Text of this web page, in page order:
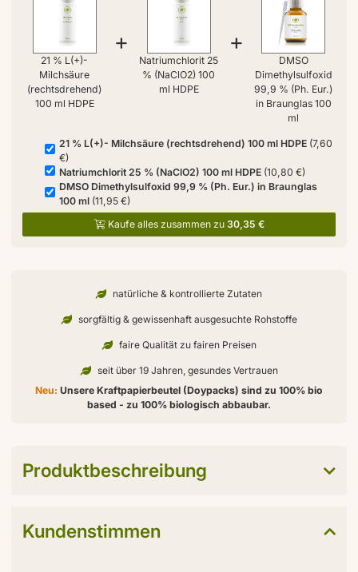
21 % L(+)-
Milchsäure
(rechtsdrehend)
100 ml HDPE
+
Natriumchlorit 25
% (NaClO2) 100
ml HDPE
+
DMSO
Dimethylsulfoxid
99,9 % (Ph. Eur.)
in Braunglas 100
ml
21 % L(+)- Milchsäure (rechtsdrehend) 100 ml HDPE(7,60
€)
Natriumchlorit 25 % (NaClO2) 100 ml HDPE(10,80 €)
DMSO Dimethylsulfoxid 99,9 % (Ph. Eur.) in Braunglas
100 ml(11,95 €)
Kaufe alles zusammen zu 30,35 €
natürliche & kontrollierte Zutaten
sorgfältig & gewissenhaft ausgesuchte Rohstoffe
faire Qualität zu fairen Preisen
seit über 19 Jahren, gesundes Vertrauen
Neu: Unsere Kraftpapierbeutel (Doypacks) sind zu 100% bio
based - zu 100% biologisch abbaubar.
Produktbeschreibung
Kundenstimmen